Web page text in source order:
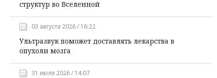
структур во Вселенной
03 августа 2026 / 16:22
Ультразвук поможет доставлять лекарства в
опухоли мозга
31 июля 2026 / 14:07